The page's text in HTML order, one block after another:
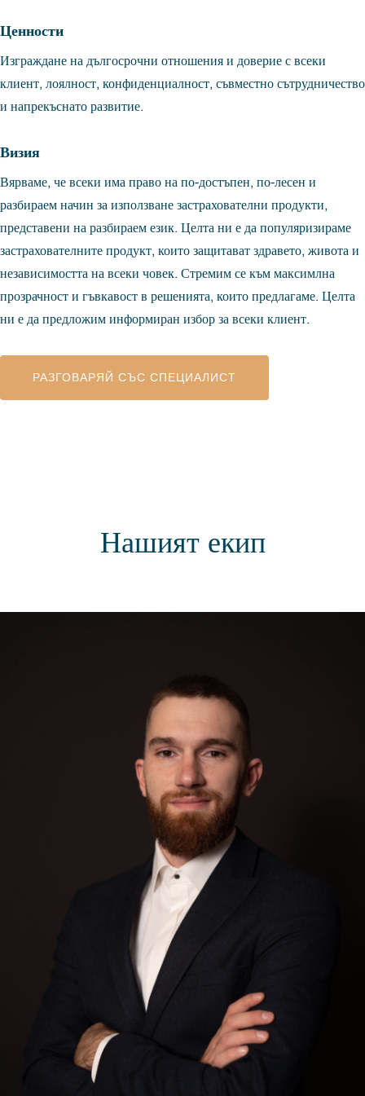
Ценности
Изграждане на дългосрочни отношения и доверие с всеки
клиент, лоялност, конфиденциалност, съвместно сътрудничество
и напрекъснато развитие.
Визия
Вярваме, че всеки има право на по-достъпен, по-лесен и
разбираем начин за използване застрахователни продукти,
представени на разбираем език. Целта ни е да популяризираме
застрахователните продукт, които защитават здравето, живота и
независимостта на всеки човек. Стремим се към максимлна
прозрачност и гъвкавост в решенията, които предлагаме. Целта
ни е да предложим информиран избор за всеки клиент.
РАЗГОВАРЯЙ СЪС СПЕЦИАЛИСТ
Нашият екип